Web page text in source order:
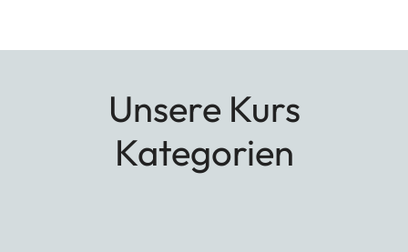
Unsere Kurs
Kategorien